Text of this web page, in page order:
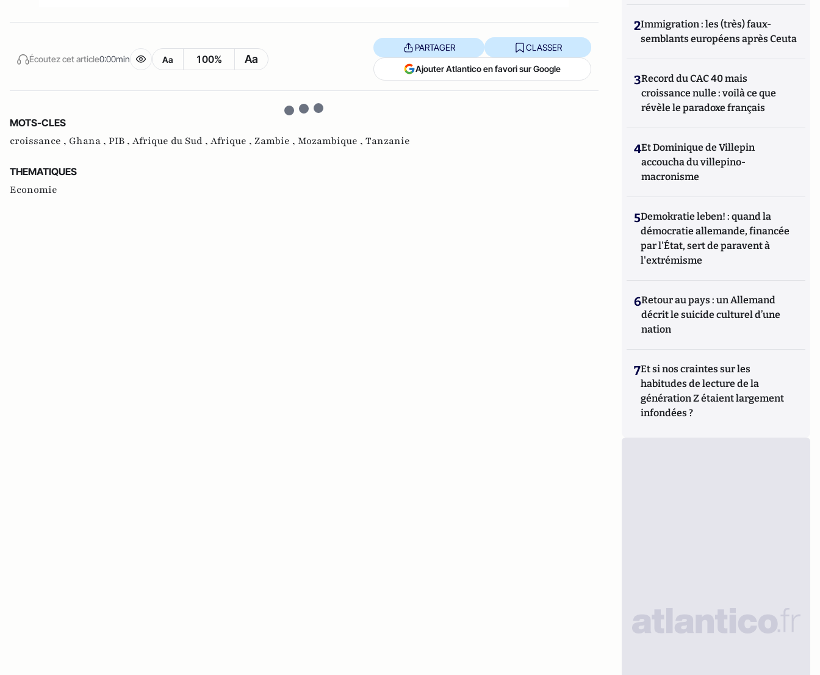
Écoutez cet article0:00min Aa 100% Aa
PARTAGER CLASSER
Ajouter Atlantico en favori sur Google
MOTS-CLES
croissance , Ghana , PIB , Afrique du Sud , Afrique , Zambie , Mozambique , Tanzanie
THEMATIQUES
Economie
2Immigration : les (très) faux-
semblants européens après Ceuta
3Record du CAC 40 mais
croissance nulle : voilà ce que
révèle le paradoxe français
4Et Dominique de Villepin
accoucha du villepino-
macronisme
5Demokratie leben! : quand la
démocratie allemande, financée
par l'État, sert de paravent à
l'extrémisme
6Retour au pays : un Allemand
décrit le suicide culturel d’une
nation
7Et si nos craintes sur les
habitudes de lecture de la
génération Z étaient largement
infondées ?